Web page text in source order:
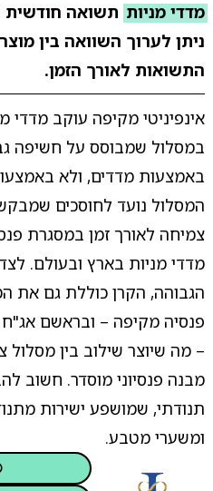
מדדי מניות תשואה
ניתן לערוך השוואה בין
התשואות לאורך הזמן.
אינפיניטי מקיפה עוקב מדדי
במסלול שמבוסס על חשיפה
באמצעות מדדים, ולא
המסלול נועד לחוסכים
צמיחה לאורך זמן במסגרת
מדדי מניות בארץ ובעולם.
הגבוהה, הקרן כוללת גם את
פנסיה מקיפה – ובראשם אג"ח
– מה שיוצר שילוב בין מסלול
מבנה פנסיוני מוסדר. חשוב
תנודתי, שמושפע ישירות
ומשערי מטבע.